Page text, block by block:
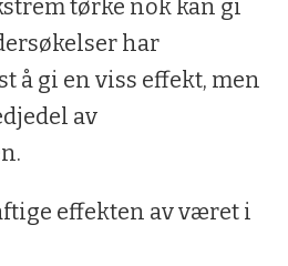
tørke nok kan gi
har
å gi en viss effekt, men
av
effekten av været i